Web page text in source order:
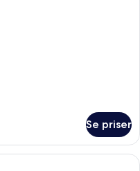
Se priser
vandet bungalows med